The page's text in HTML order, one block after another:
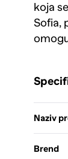
koja
Sofia,
Naziv
Brend